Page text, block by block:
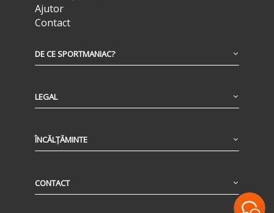
Ajutor
Contact
DE CE SPORTMANIAC?
LEGAL
ÎNCĂLȚĂMINTE
CONTACT